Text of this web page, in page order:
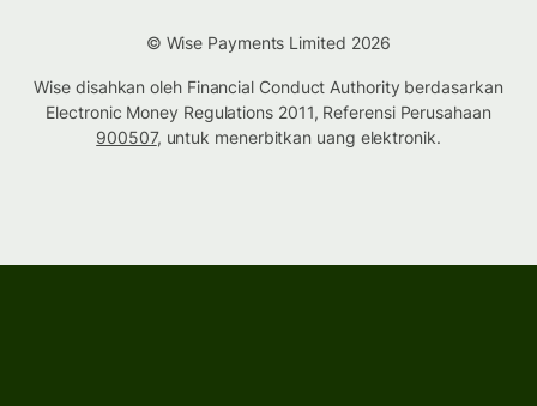
© Wise Payments Limited 2026
Wise disahkan oleh Financial Conduct Authority berdasarkan
Electronic Money Regulations 2011, Referensi Perusahaan
900507, untuk menerbitkan uang elektronik.